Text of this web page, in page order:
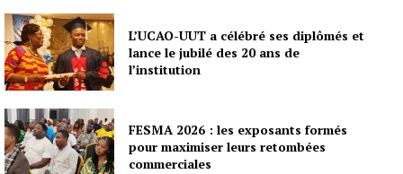
L’UCAO-UUT a célébré ses diplômés et
lance le jubilé des 20 ans de
l’institution
FESMA 2026 : les exposants formés
pour maximiser leurs retombées
commerciales